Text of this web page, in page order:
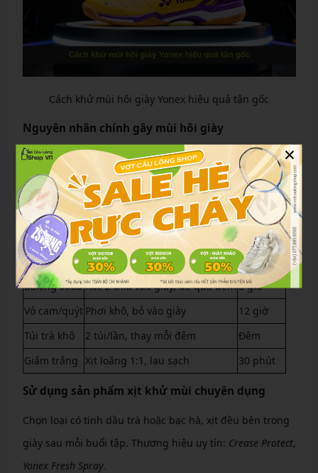
Cách khử mùi hôi giày Yonex hiệu quả tận gốc
Nguyên nhân chính gây mùi hôi giày
Mồ hôi chân + vi khuẩn anaerobic.
Giày ẩm ướt để trong túi kín quá lâu.
Đế cao su tích tụ bụi phòng tập.
Mẹo khử mùi bằng nguyên liệu tự nhiên
Nguyên liệu Cách làm
Thời gian
Baking soda Rắc 2 thìa vào giày, để qua đêm8 giờ
Vỏ cam/quýt Phơi khô, bỏ vào giày
12 giờ
Túi trà khô
2 túi/lần, thay mỗi đêm
Đêm
Giấm trắng
Xịt loãng 1:1, lau sạch 30 phút
Sử dụng sản phẩm xịt khử mùi chuyên dụng
Chọn loại có tinh dầu trà hoặc bạc hà, xịt đều bên trong
giày sau mỗi buổi tập. Thương hiệu uy tín: Crease Protect,
Yonex Fresh Spray.
×